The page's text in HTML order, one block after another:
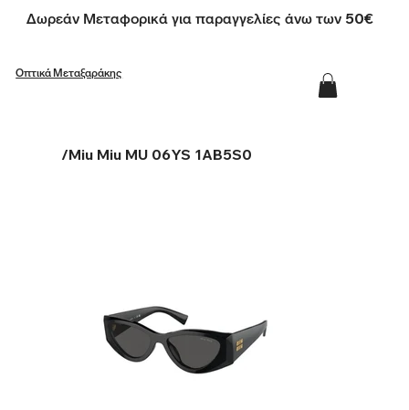
Δωρεάν Μεταφορικά για παραγγελίες άνω των 50€
Οπτικά Μεταξαράκης
/Miu Miu MU 06YS 1AB5S0